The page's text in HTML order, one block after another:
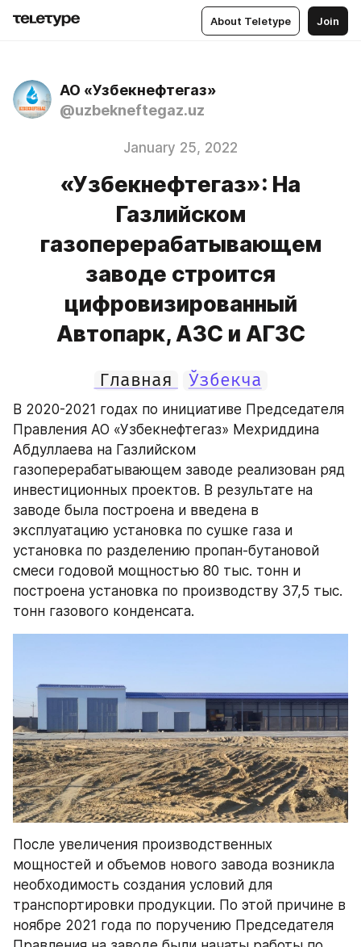
About Teletype Join
АО «Узбекнефтегаз»
@uzbekneftegaz.uz
January 25, 2022
«Узбекнефтегаз»: На
Газлийском
газоперерабатывающем
заводе строится
цифровизированный
Автопарк, АЗС и АГЗС
Главная Ўзбекча
В 2020-2021 годах по инициативе Председателя
Правления АО «Узбекнефтегаз» Мехриддина
Абдуллаева на Газлийском
газоперерабатывающем заводе реализован ряд
инвестиционных проектов. В результате на
заводе была построена и введена в
эксплуатацию установка по сушке газа и
установка по разделению пропан-бутановой
смеси годовой мощностью 80 тыс. тонн и
построена установка по производству 37,5 тыс.
тонн газового конденсата.
После увеличения производственных
мощностей и объемов нового завода возникла
необходимость создания условий для
транспортировки продукции. По этой причине в
ноябре 2021 года по поручению Председателя